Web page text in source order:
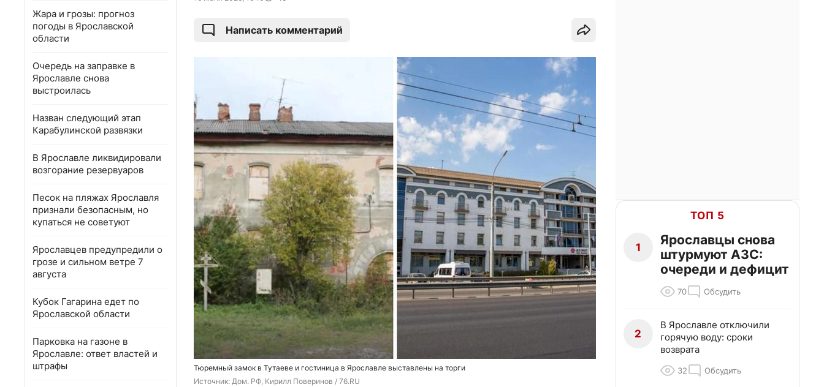
Жара и грозы: прогноз
погоды в Ярославской
области
Очередь на заправке в
Ярославле снова
выстроилась
Назван следующий этап
Карабулинской развязки
В Ярославле ликвидировали
возгорание резервуаров
Песок на пляжах Ярославля
признали безопасным, но
купаться не советуют
Ярославцев предупредили о
грозе и сильном ветре 7
августа
Кубок Гагарина едет по
Ярославской области
Парковка на газоне в
Ярославле: ответ властей и
штрафы
Написать комментарий
Тюремный замок в Тутаеве и гостиница в Ярославле выставлены на торги
Источник: Дом. РФ, Кирилл Поверинов / 76.RU
ТОП 5
1
Ярославцы снова
штурмуют АЗС:
очереди и дефицит
70 Обсудить
2
В Ярославле отключили
горячую воду: сроки
возврата
32 Обсудить